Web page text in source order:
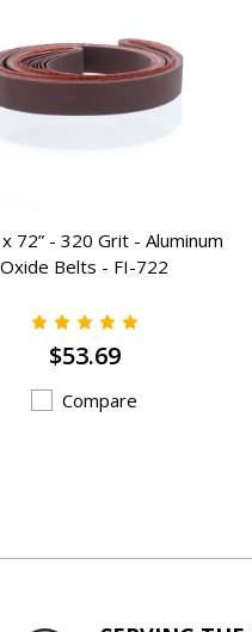
72” - 320 Grit - Aluminum
Oxide Belts - FI-722
$53.69
Compare